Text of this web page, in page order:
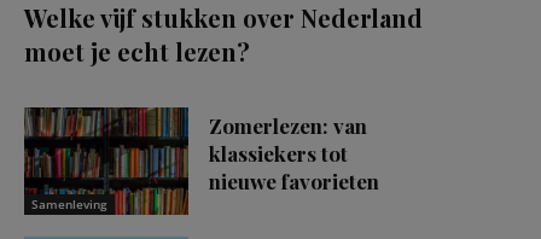
Welke vijf stukken over Nederland
moet je echt lezen?
Samenleving
Zomerlezen: van
klassiekers tot
nieuwe favorieten